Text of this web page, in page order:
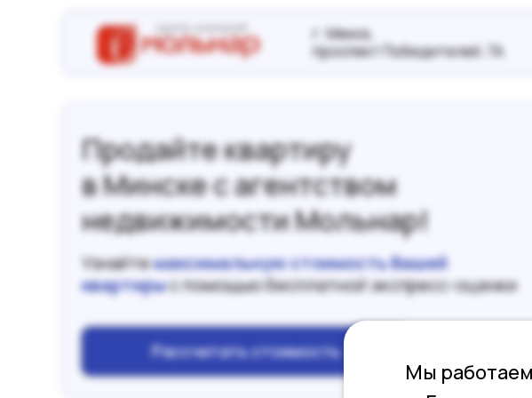
Продайте квартиру
в Минске с агентством
недвижимости Мольнар!
Узнайтемаксимальную стоимость Вашей
квартирыс помощью бесплатной экспресс-оценки
Рассчитать стоимость
г. Минск,
проспект Победителей, 7А
Мы